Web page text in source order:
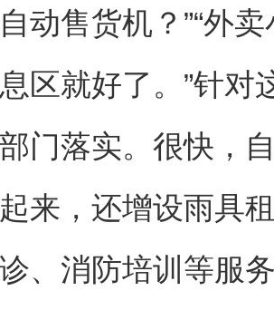
动售货机？”“外
区就好了。”针对
门落实。很快，
来，还增设雨具
、消防培训等服